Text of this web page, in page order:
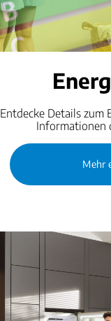
Entdecke Details zum
Informationen
Mehr